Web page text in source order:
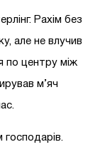
Рахім без
але не влучив
по центру між
м’яч